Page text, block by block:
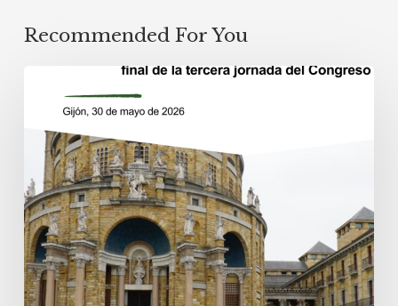
Recommended For You
Buen
Vivir,
fortalecer
los
derechos:
mensaje